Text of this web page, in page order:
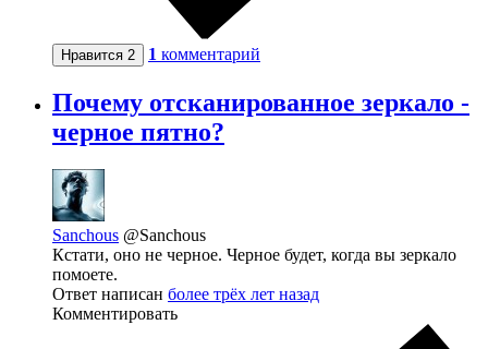
Нравится 2 1 комментарий
Почему отсканированное зеркало -
черное пятно?
Sanchous @Sanchous
Кстати, оно не черное. Черное будет, когда вы зеркало
помоете.
Ответ написан более трёх лет назад
Комментировать